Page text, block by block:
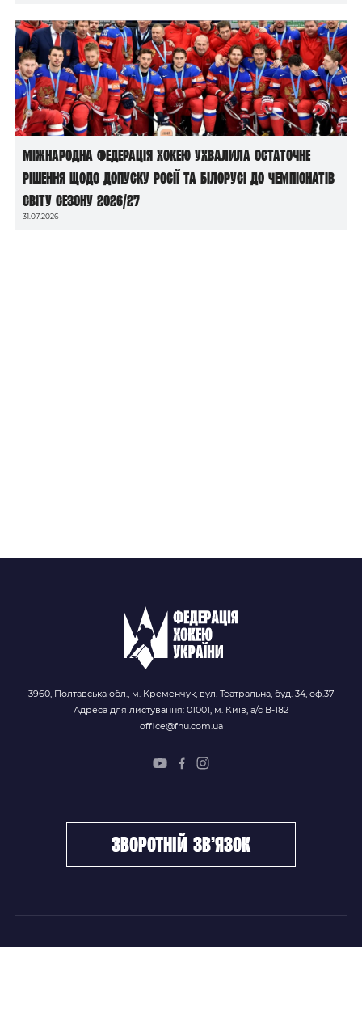
Міжнародна федерація хокею ухвалила остаточне
рішення щодо допуску росії та білорусі до чемпіонатів
світу сезону 2026/27
31.07.2026
3960, Полтавська обл., м. Кременчук, вул. Театральна, буд. 34, оф.37
Адреса для листування: 01001, м. Київ, а/с В-182
office@fhu.com.ua
зворотній зв’язок